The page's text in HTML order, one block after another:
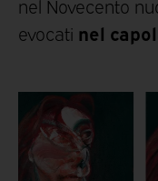
nel Novecento
evocati nel